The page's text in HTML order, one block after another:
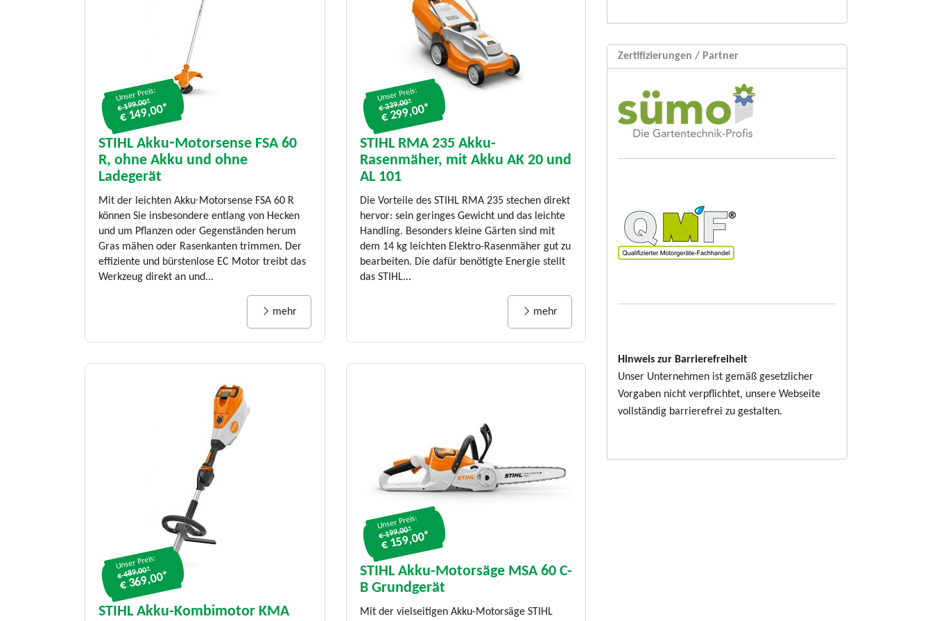
Unser Preis:
€ 199.00*
€ 149,00*
STIHL Akku‑Motorsense FSA 60
R, ohne Akku und ohne
Ladegerät
Mit der leichten Akku‑Motorsense FSA 60 R
können Sie insbesondere entlang von Hecken
und um Pflanzen oder Gegenständen herum
Gras mähen oder Rasenkanten trimmen. Der
effiziente und bürstenlose EC Motor treibt das
Werkzeug direkt an und...
mehr
Unser Preis:
€ 339.00*
€ 299,00*
STIHL RMA 235 Akku-
Rasenmäher, mit Akku AK 20 und
AL 101
Die Vorteile des STIHL RMA 235 stechen direkt
hervor: sein geringes Gewicht und das leichte
Handling. Besonders kleine Gärten sind mit
dem 14 kg leichten Elektro-Rasenmäher gut zu
bearbeiten. Die dafür benötigte Energie stellt
das STIHL...
mehr
Unser Preis:
€ 489.00*
€ 369,00*
STIHL Akku-Kombimotor KMA
Unser Preis:
€ 199.00*
€ 159,00*
STIHL Akku-Motorsäge MSA 60 C-
B Grundgerät
Mit der vielseitigen Akku-Motorsäge STIHL
Zertifizierungen / Partner
Hinweis zur Barrierefreiheit
Unser Unternehmen ist gemäß gesetzlicher
Vorgaben nicht verpflichtet, unsere Webseite
vollständig barrierefrei zu gestalten.